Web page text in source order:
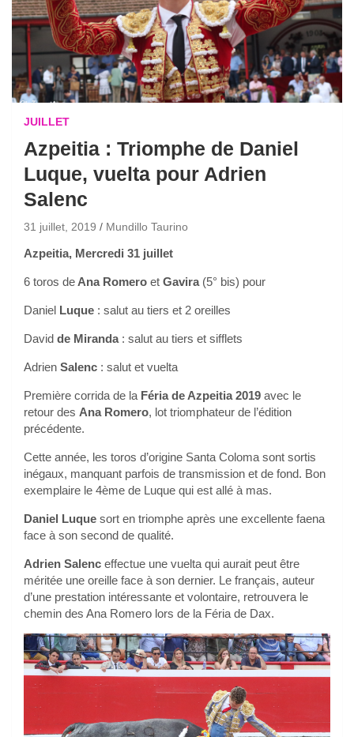
JUILLET
Azpeitia : Triomphe de Daniel
Luque, vuelta pour Adrien
Salenc
31 juillet, 2019 Mundillo Taurino
Azpeitia, Mercredi 31 juillet
6 toros de Ana Romero et Gavira(5° bis) pour
Daniel Luque : salut au tiers et 2 oreilles
David de Miranda: salut au tiers et sifflets
Adrien Salenc : salut et vuelta
Première corrida de la Féria de Azpeitia 2019 avec le
retour des Ana Romero, lot triomphateur de l’édition
précédente.
Cette année, les toros d’origine Santa Coloma sont sortis
inégaux, manquant parfois de transmission et de fond. Bon
exemplaire le 4ème de Luque qui est allé à mas.
Daniel Luque sort en triomphe après une excellente faena
face à son second de qualité.
Adrien Salenc effectue une vuelta qui aurait peut être
méritée une oreille face à son dernier. Le français, auteur
d’une prestation intéressante et volontaire, retrouvera le
chemin des Ana Romero lors de la Féria de Dax.